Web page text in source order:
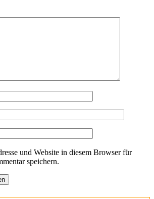
und Website in diesem Browser für
speichern.